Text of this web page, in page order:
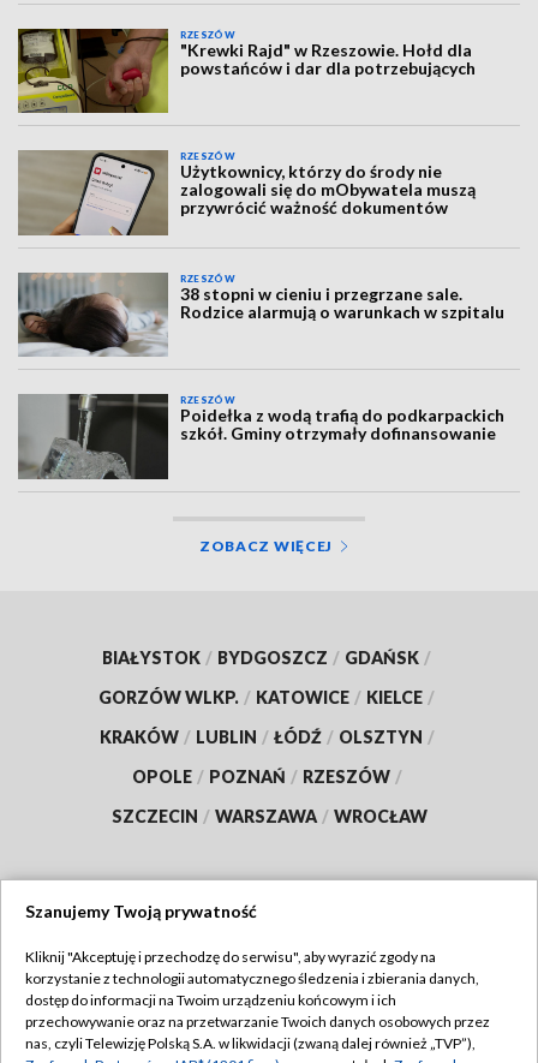
RZESZÓW
"Krewki Rajd" w Rzeszowie. Hołd dla
powstańców i dar dla potrzebujących
RZESZÓW
Użytkownicy, którzy do środy nie
zalogowali się do mObywatela muszą
przywrócić ważność dokumentów
RZESZÓW
38 stopni w cieniu i przegrzane sale.
Rodzice alarmują o warunkach w szpitalu
RZESZÓW
Poidełka z wodą trafią do podkarpackich
szkół. Gminy otrzymały dofinansowanie
ZOBACZ WIĘCEJ
BIAŁYSTOK / BYDGOSZCZ / GDAŃSK /
GORZÓW WLKP. / KATOWICE / KIELCE /
KRAKÓW / LUBLIN / ŁÓDŹ / OLSZTYN /
OPOLE / POZNAŃ / RZESZÓW /
SZCZECIN / WARSZAWA / WROCŁAW
TVP
Abonament TVP
Regulamin TVP
Szanujemy Twoją prywatność
Kliknij "Akceptuję i przechodzę do serwisu", aby wyrazić zgody na
korzystanie z technologii automatycznego śledzenia i zbierania danych,
dostęp do informacji na Twoim urządzeniu końcowym i ich
przechowywanie oraz na przetwarzanie Twoich danych osobowych przez
nas, czyli Telewizję Polską S.A. w likwidacji (zwaną dalej również „TVP”),